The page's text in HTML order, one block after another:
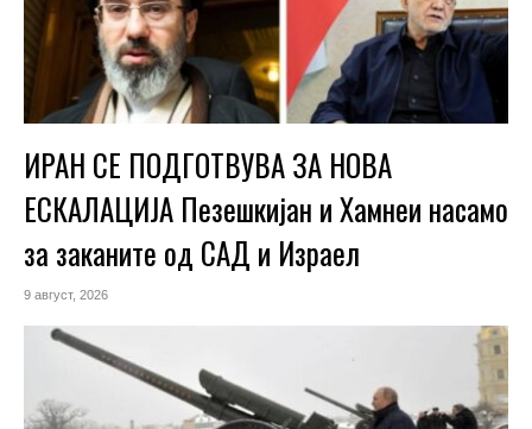
ИРАН СЕ ПОДГОТВУВА ЗА НОВА
ЕСКАЛАЦИЈА Пезешкијан и Хамнеи насамо
за заканите од САД и Израел
9 август, 2026